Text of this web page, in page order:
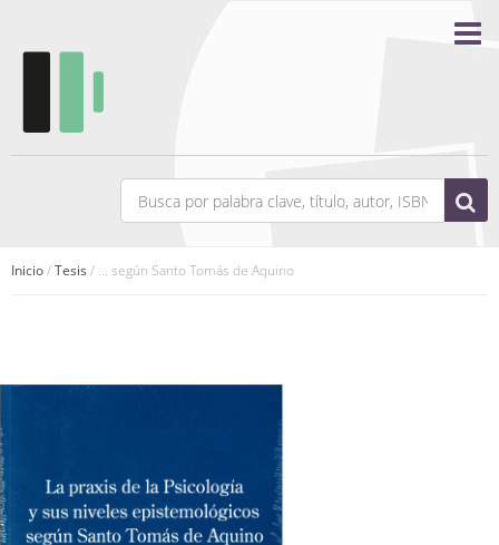
Inicio/Tesis / ... según Santo Tomás de Aquino